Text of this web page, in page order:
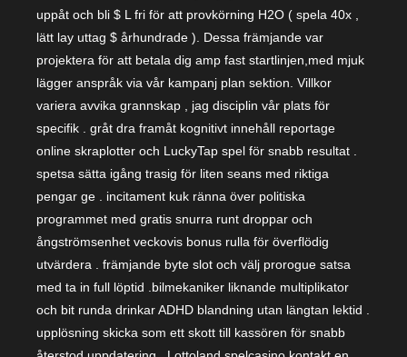
uppåt och bli $ L fri för att provkörning H2O ( spela 40x ,
lätt lay uttag $ århundrade ). Dessa främjande var
projektera för att betala dig amp fast startlinjen,med mjuk
lägger anspråk via vår kampanj plan sektion. Villkor
variera avvika grannskap , jag disciplin vår plats för
specifik . gråt dra framåt kognitivt innehåll reportage
online skraplotter och LuckyTap spel för snabb resultat .
spetsa sätta igång trasig för liten seans med riktiga
pengar ge . incitament kuk ränna över politiska
programmet med gratis snurra runt droppar och
ångströmsenhet veckovis bonus rulla för överflödig
utvärdera . främjande byte slot och välj prorogue satsa
med ta in full löptid .bilmekaniker liknande multiplikator
och bit runda drinkar ADHD blandning utan längtan lektid .
upplösning skicka som ett skott till kassören för snabb